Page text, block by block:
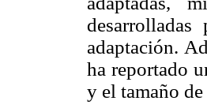
adaptación.
ha reportado
y el tamaño